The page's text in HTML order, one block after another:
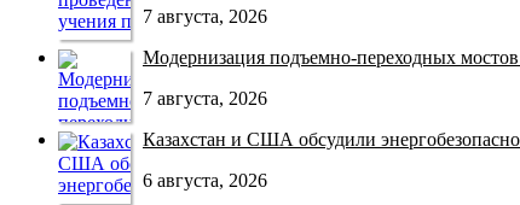
7 августа, 2026
Модернизация подъемно-переходных мостов
7 августа, 2026
Казахстан и США обсудили
6 августа, 2026